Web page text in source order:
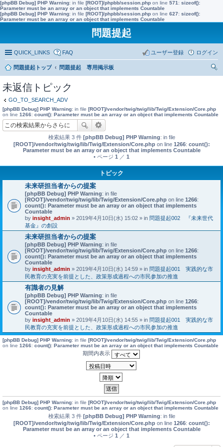
[phpBB Debug] PHP Warning: in file [ROOT]/phpbb/session.php on line 571 : sizeof():
Parameter must be an array or an object that implements Countable
[phpBB Debug] PHP Warning: in file [ROOT]/phpbb/session.php on line 627: sizeof():
Parameter must be an array or an object that implements Countable
問題提起
QUICK_LINKS FAQ ログイン
ユーザー登録
問題提起トップ
問題提起 専用掲示板
未返信トピック
GO_TO_SEARCH_ADV
[phpBB Debug] PHP Warning: in file [ROOT]/vendor/twig/twig/lib/Twig/Extension/Core.php
on line 1266: count(): Parameter must be an array or an object that implements Countable
検索結果 3 件 [phpBB Debug] PHP Warning: in file
[ROOT]/vendor/twig/twig/lib/Twig/Extension/Core.phpon line 1266: count():
Parameter must be an array or an object that implements Countable
• ページ 1 ／ 1
トピック
未来研担当者からの提案
[phpBB Debug] PHP Warning: in file
[ROOT]/vendor/twig/twig/lib/Twig/Extension/Core.php on line 1266:
count(): Parameter must be an array or an object that implements
Countable
by insight_admin » 2019年4月10日(水) 15:02 » in 問題提起002 『未来世代
基金』の創設
未来研担当者からの提案
[phpBB Debug] PHP Warning: in file
[ROOT]/vendor/twig/twig/lib/Twig/Extension/Core.php on line 1266:
count(): Parameter must be an array or an object that implements
Countable
by insight_admin » 2019年4月10日(水) 14:59 » in 問題提起001 実践的な市
民教育の充実を前提とした、政策形成過程への市民参加の推進
有識者の見解
[phpBB Debug] PHP Warning: in file
[ROOT]/vendor/twig/twig/lib/Twig/Extension/Core.php on line 1266:
count(): Parameter must be an array or an object that implements
Countable
by insight_admin » 2019年4月10日(水) 14:55 » in 問題提起001 実践的な市
民教育の充実を前提とした、政策形成過程への市民参加の推進
[phpBB Debug] PHP Warning: in file [ROOT]/vendor/twig/twig/lib/Twig/Extension/Core.php
on line 1266: count(): Parameter must be an array or an object that implements Countable
期間内表示
[phpBB Debug] PHP Warning: in file [ROOT]/vendor/twig/twig/lib/Twig/Extension/Core.php
on line 1266: count(): Parameter must be an array or an object that implements Countable
検索結果 3 件 [phpBB Debug] PHP Warning: in file
[ROOT]/vendor/twig/twig/lib/Twig/Extension/Core.phpon line 1266: count():
Parameter must be an array or an object that implements Countable
• ページ 1 ／ 1